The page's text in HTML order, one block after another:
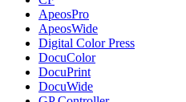
ApeosPro
ApeosWide
Digital Color Press
DocuColor
DocuPrint
DocuWide